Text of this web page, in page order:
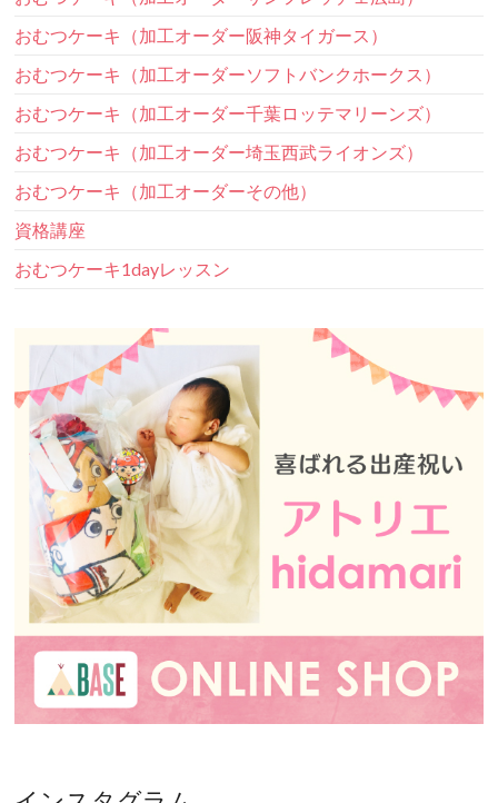
おむつケーキ（加工オーダー阪神タイガース）
おむつケーキ（加工オーダーソフトバンクホークス）
おむつケーキ（加工オーダー千葉ロッテマリーンズ）
おむつケーキ（加工オーダー埼玉西武ライオンズ）
おむつケーキ（加工オーダーその他）
資格講座
おむつケーキ1dayレッスン